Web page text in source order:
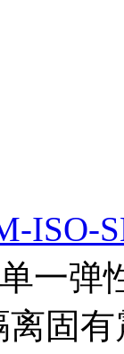
ISO-
一弹
固